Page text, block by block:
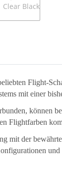
Flight-
mit einer
können
Flightfarben
mit der